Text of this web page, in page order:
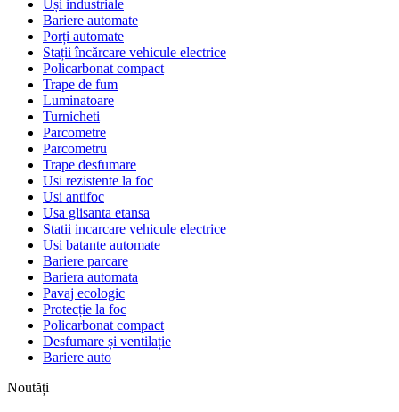
Uși industriale
Bariere automate
Porți automate
Stații încărcare vehicule electrice
Policarbonat compact
Trape de fum
Luminatoare
Turnicheti
Parcometre
Parcometru
Trape desfumare
Usi rezistente la foc
Usi antifoc
Usa glisanta etansa
Statii incarcare vehicule electrice
Usi batante automate
Bariere parcare
Bariera automata
Pavaj ecologic
Protecție la foc
Policarbonat compact
Desfumare și ventilație
Bariere auto
Noutăți